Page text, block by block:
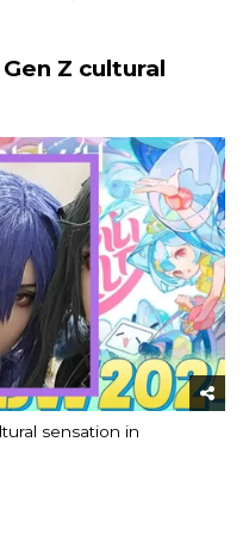
Z cultural
sensation in